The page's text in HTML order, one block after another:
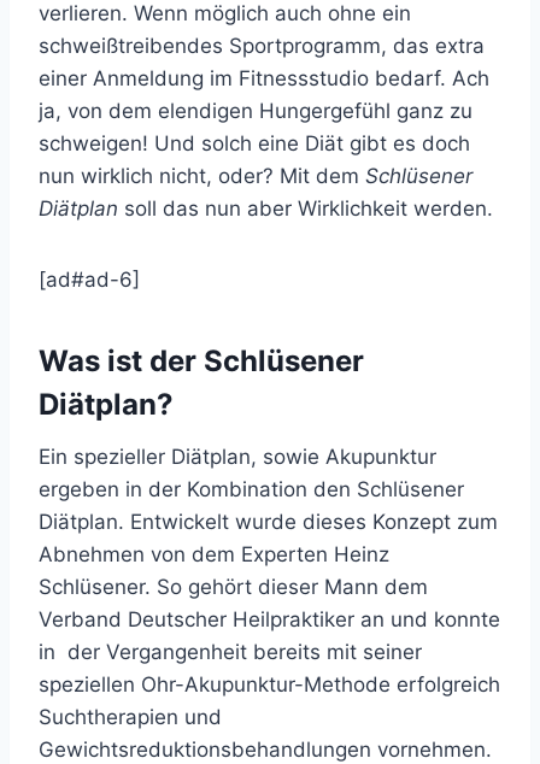
verlieren. Wenn möglich auch ohne ein
schweißtreibendes Sportprogramm, das extra
einer Anmeldung im Fitnessstudio bedarf. Ach
ja, von dem elendigen Hungergefühl ganz zu
schweigen! Und solch eine Diät gibt es doch
nun wirklich nicht, oder? Mit dem Schlüsener
Diätplan soll das nun aber Wirklichkeit werden.
[ad#ad-6]
Was ist der Schlüsener
Diätplan?
Ein spezieller Diätplan, sowie Akupunktur
ergeben in der Kombination den Schlüsener
Diätplan. Entwickelt wurde dieses Konzept zum
Abnehmen von dem Experten Heinz
Schlüsener. So gehört dieser Mann dem
Verband Deutscher Heilpraktiker an und konnte
in der Vergangenheit bereits mit seiner
speziellen Ohr-Akupunktur-Methode erfolgreich
Suchtherapien und
Gewichtsreduktionsbehandlungen vornehmen.